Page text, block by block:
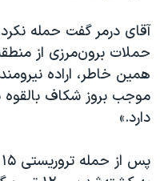
آقای درمر گفت حمله
حملات برون‌مرزی از
همین خاطر، اراده
موجب بروز شکاف بالقوه
دارد.»